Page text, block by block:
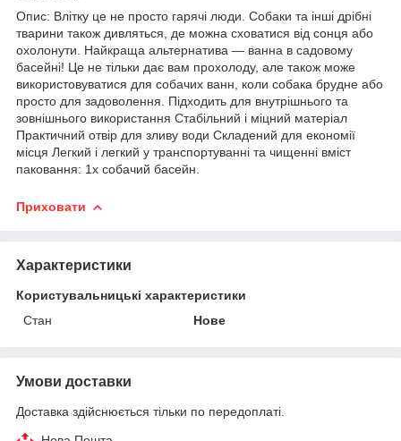
Опис: Влітку це не просто гарячі люди. Собаки та інші дрібні
тварини також дивляться, де можна сховатися від сонця або
охолонути. Найкраща альтернатива — ванна в садовому
басейні! Це не тільки дає вам прохолоду, але також може
використовуватися для собачих ванн, коли собака брудне або
просто для задоволення. Підходить для внутрішнього та
зовнішнього використання Стабільний і міцний матеріал
Практичний отвір для зливу води Складений для економії
місця Легкий і легкий у транспортуванні та чищенні вміст
паковання: 1x собачий басейн.
Приховати
Характеристики
Користувальницькі характеристики
Стан
Нове
Умови доставки
Доставка здійснюється тільки по передоплаті.